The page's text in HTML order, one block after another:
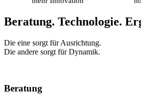
Beratung. Technologie.
Die eine sorgt für Ausrichtung.
Die andere sorgt für Dynamik.
Beratung